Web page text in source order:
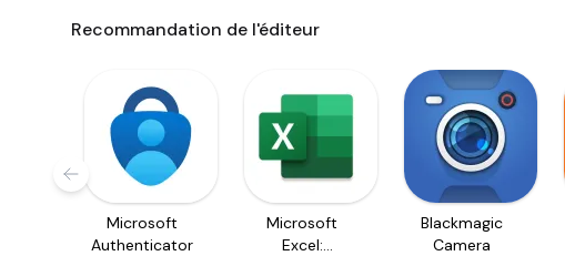
Recommandation de l'éditeur
Microsoft
Authenticator
Microsoft
Excel:
Blackmagic
Camera